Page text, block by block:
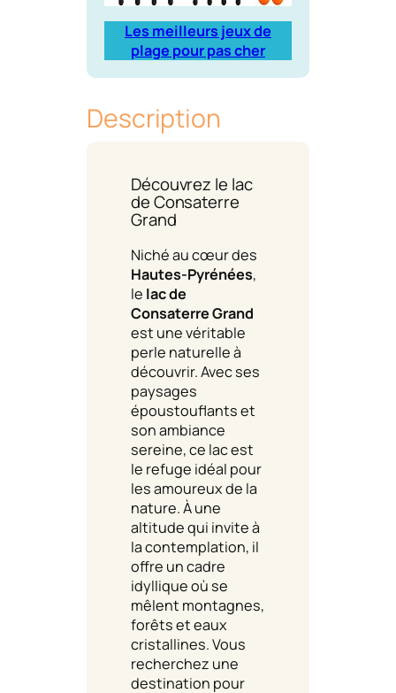
Les meilleurs jeux de
plage pour pas cher
Description
Découvrez le lac
de Consaterre
Grand
Niché au cœur des
Hautes-Pyrénées,
le lac de
Consaterre Grand
est une véritable
perle naturelle à
découvrir. Avec ses
paysages
époustouflants et
son ambiance
sereine, ce lac est
le refuge idéal pour
les amoureux de la
nature. À une
altitude qui invite à
la contemplation, il
offre un cadre
idyllique où se
mêlent montagnes,
forêts et eaux
cristallines. Vous
recherchez une
destination pour